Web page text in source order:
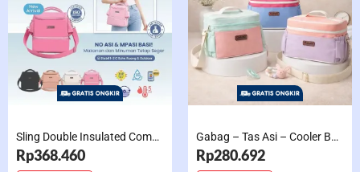
Sling Double Insulated Compartment Cappucino Black, Creamy, Salem, Chocolate
Rp368.460
Gabag – Tas Asi – Cooler Bag Sling Single Compartment Mint Grape Bubble
Rp280.692